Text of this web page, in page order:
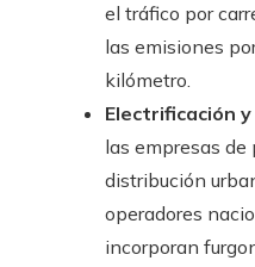
el tráfico por
las emisiones
kilómetro.
Electrificación
las empresas de
distribución
operadores
incorporan